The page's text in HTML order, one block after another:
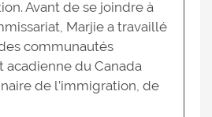
Avant de se joindre à
Marjie a travaillé
communautés
acadienne du Canada
de l’immigration, de